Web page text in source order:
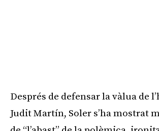
Després de defensar la vàlua de
Judit Martín, Soler s’ha mostrat